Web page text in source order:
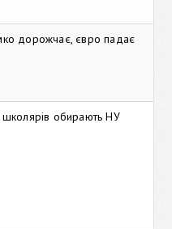
дорожчає, євро падає
школярів обирають НУ